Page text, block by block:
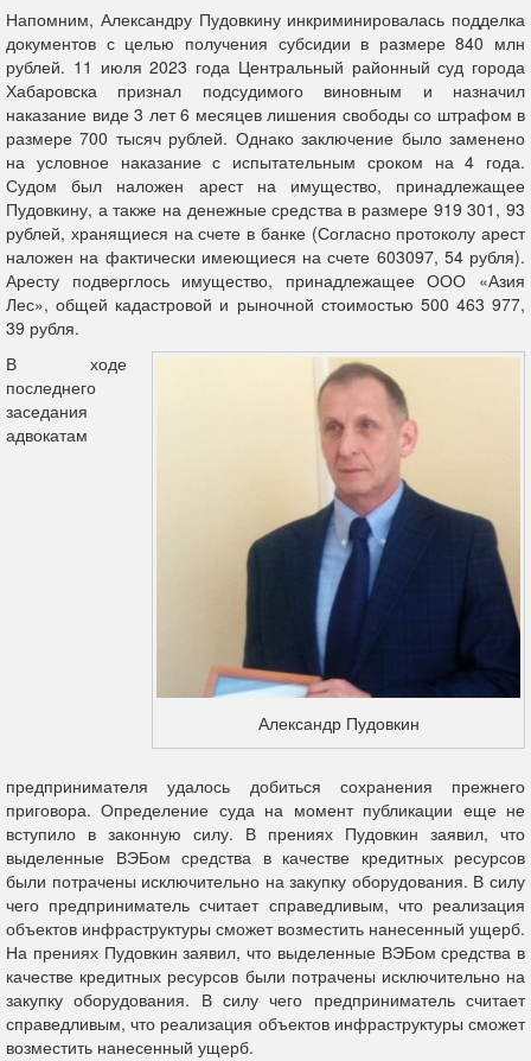
Напомним, Александру Пудовкину инкриминировалась подделка
документов с целью получения субсидии в размере 840 млн
рублей. 11 июля 2023 года Центральный районный суд города
Хабаровска признал подсудимого виновным и назначил
наказание виде 3 лет 6 месяцев лишения свободы со штрафом в
размере 700 тысяч рублей. Однако заключение было заменено
на условное наказание с испытательным сроком на 4 года.
Судом был наложен арест на имущество, принадлежащее
Пудовкину, а также на денежные средства в размере 919 301, 93
рублей, хранящиеся на счете в банке (Согласно протоколу арест
наложен на фактически имеющиеся на счете 603097, 54 рубля).
Аресту подверглось имущество, принадлежащее ООО «Азия
Лес», общей кадастровой и рыночной стоимостью 500 463 977,
39 рубля.
Александр Пудовкин
В ходе
последнего
заседания
адвокатам
предпринимателя удалось добиться сохранения прежнего
приговора. Определение суда на момент публикации еще не
вступило в законную силу. В прениях Пудовкин заявил, что
выделенные ВЭБом средства в качестве кредитных ресурсов
были потрачены исключительно на закупку оборудования. В силу
чего предприниматель считает справедливым, что реализация
объектов инфраструктуры сможет возместить нанесенный ущерб.
На прениях Пудовкин заявил, что выделенные ВЭБом средства в
качестве кредитных ресурсов были потрачены исключительно на
закупку оборудования. В силу чего предприниматель считает
справедливым, что реализация объектов инфраструктуры сможет
возместить нанесенный ущерб.